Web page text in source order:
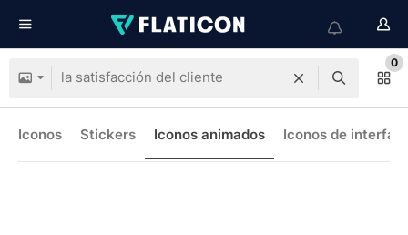
0
Iconos Stickers Iconos animados Iconos de interfaz